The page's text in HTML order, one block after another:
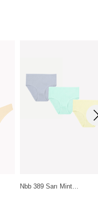
Daymod Lady